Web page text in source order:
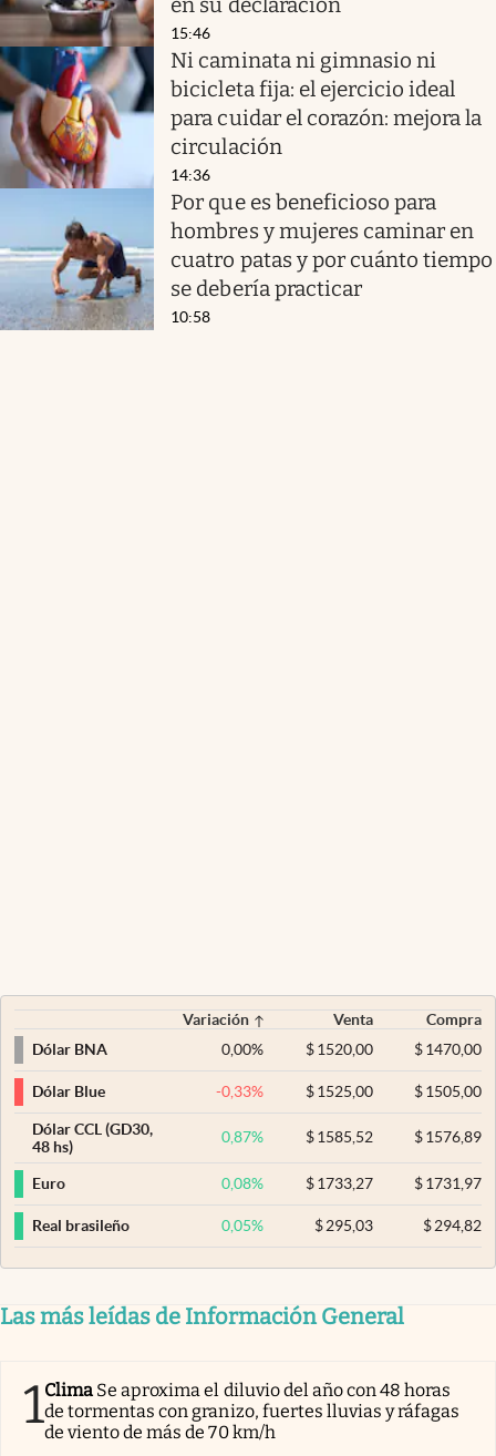
15:46
Ni caminata ni gimnasio ni
bicicleta fija: el ejercicio ideal
para cuidar el corazón: mejora la
circulación
14:36
Por que es beneficioso para
hombres y mujeres caminar en
cuatro patas y por cuánto tiempo
se debería practicar
10:58
Variación Venta
Compra
Dólar BNA
0,00% $ 1520,00 $1470,00
Dólar Blue -0,33% $ 1525,00 $1505,00
Dólar CCL (GD30,
48 hs)
0,87% $ 1585,52 $1576,89
Euro 0,08% $ 1733,27 $1731,97
Real brasileño 0,05% $ 295,03 $294,82
Las más leídas de Información General
1Clima Se aproxima el diluvio del año con 48 horas
de tormentas con granizo, fuertes lluvias y ráfagas
de viento de más de 70 km/h